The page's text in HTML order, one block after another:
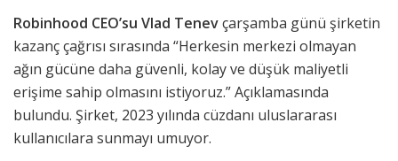
Robinhood CEO’su Vlad Tenevçarşamba günü şirketin
kazanç çağrısı sırasında “Herkesin merkezi olmayan
ağın gücüne daha güvenli, kolay ve düşük maliyetli
erişime sahip olmasını istiyoruz.” Açıklamasında
bulundu. Şirket, 2023 yılında cüzdanı uluslararası
kullanıcılara sunmayı umuyor.